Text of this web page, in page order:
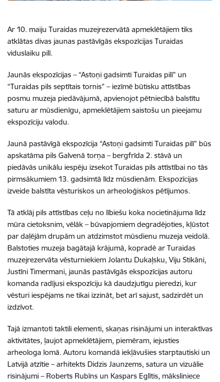
Ar 10. maiju Turaidas muzejrezervātā apmeklētājiem tiks
atklātas divas jaunas pastāvīgās ekspozīcijas Turaidas
viduslaiku pilī.
Jaunās ekspozīcijas – “Astoņi gadsimti Turaidas pilī” un
“Turaidas pils septītais tornis” – iezīmē būtisku attīstības
posmu muzeja piedāvājumā, apvienojot pētniecībā balstītu
saturu ar mūsdienīgu, apmeklētājiem saistošu un pieejamu
ekspozīciju valodu.
Jaunā pastāvīgā ekspozīcija “Astoņi gadsimti Turaidas pilī” būs
apskatāma pils Galvenā torņa – bergfrīda 2. stāvā un
piedāvās unikālu iespēju izsekot Turaidas pils attīstībai no tās
pirmsākumiem 13. gadsimtā līdz mūsdienām. Ekspozīcijas
izveide balstīta vēsturiskos un arheoloģiskos pētījumos.
Tā atklāj pils attīstības ceļu no lībiešu koka nocietinājuma līdz
mūra cietoksnim, vēlāk – būvapjomiem degradējoties, kļūstot
par daļējām drupām un atdzimstot mūsdienu muzeja veidolā.
Balstoties muzeja bagātajā krājumā, kopradē ar Turaidas
muzejrezervāta vēsturniekiem Jolantu Dukaļsku, Viju Stikāni,
Justīni Timermani, jaunās pastāvīgās ekspozīcijas autoru
komanda radījusi ekspozīciju kā daudzjutīgu pieredzi, kur
vēsturi iespējams ne tikai izzināt, bet arī sajust, sadzirdēt un
izdzīvot.
Tajā izmantoti taktili elementi, skaņas risinājumi un interaktīvas
aktivitātes, ļaujot apmeklētājiem, piemēram, iejusties
arheologa lomā. Autoru komandā iekļāvušies starptautiski un
Latvijā atzītie – arhitekts Didzis Jaunzems, satura un vizuālie
risinājumi – Roberts Rubīns un Kaspars Eglītis, māksliniece